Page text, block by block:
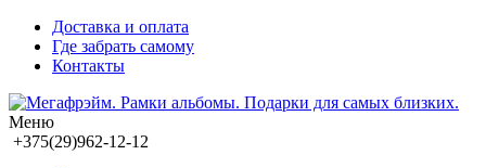
Доставка и оплата
Где забрать самому
Контакты
Меню
+375(29)962-12-12